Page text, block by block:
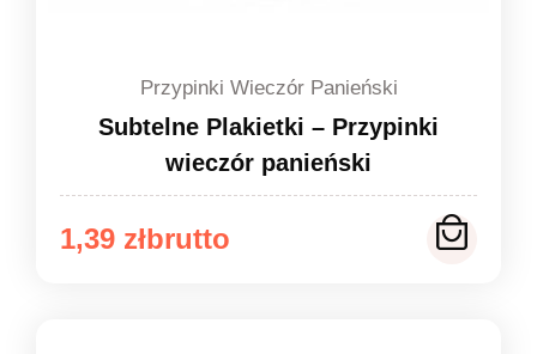
Przypinki Wieczór Panieński
Subtelne Plakietki – Przypinki
wieczór panieński
1,39 zł
Zakres